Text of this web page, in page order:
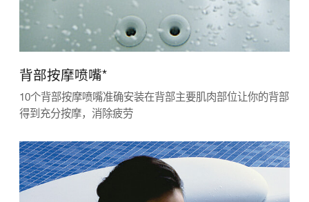
背部按摩喷嘴*
10个背部按摩喷嘴准确安装在背部主要肌肉部位让你的背部
得到充分按摩，消除疲劳